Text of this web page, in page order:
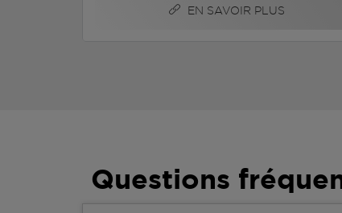
EN SAVOIR PLUS
Questions